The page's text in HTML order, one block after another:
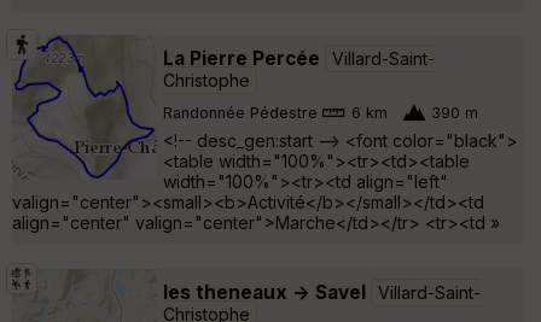
La Pierre Percée
Villard-Saint-
Christophe
Randonnée Pédestre 6 km 390 m
<!-- desc_gen:start --> <font color="black">
<table width="100%"><tr><td><table
width="100%"><tr><td align="left"
valign="center"><small><b>Activité</b></small></td><td
align="center" valign="center">Marche</td></tr> <tr><td »
les theneaux -> Savel
Villard-Saint-
Christophe